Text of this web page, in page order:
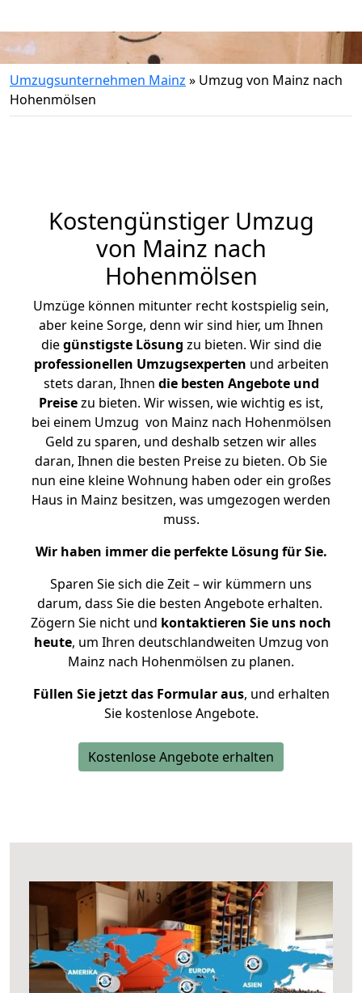
Umzugsunternehmen Mainz » Umzug von Mainz nach
Hohenmölsen
Kostengünstiger Umzug
von Mainz nach
Hohenmölsen
Umzüge können mitunter recht kostspielig sein,
aber keine Sorge, denn wir sind hier, um Ihnen
diegünstigste Lösung zu bieten. Wir sind die
professionellen Umzugsexperten und arbeiten
stets daran, Ihnen die besten Angebote und
Preisezu bieten. Wir wissen, wie wichtig es ist,
bei einem Umzug von Mainz nach Hohenmölsen
Geld zu sparen, und deshalb setzen wir alles
daran, Ihnen die besten Preise zu bieten. Ob Sie
nun eine kleine Wohnung haben oder ein großes
Haus in Mainz besitzen, was umgezogen werden
muss.
Wir haben immer die perfekte Lösung für Sie.
Sparen Sie sich die Zeit – wir kümmern uns
darum, dass Sie die besten Angebote erhalten.
Zögern Sie nicht und kontaktieren Sie uns noch
heute, um Ihren deutschlandweiten Umzug von
Mainz nach Hohenmölsen zu planen.
Füllen Sie jetzt das Formular aus, und erhalten
Sie kostenlose Angebote.
Kostenlose Angebote erhalten